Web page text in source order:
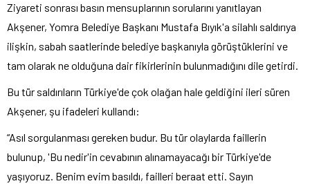
Ziyareti sonrası basın mensuplarının sorularını yanıtlayan
Akşener, Yomra Belediye Başkanı Mustafa Bıyık'a silahlı saldırıya
ilişkin, sabah saatlerinde belediye başkanıyla görüştüklerini ve
tam olarak ne olduğuna dair fikirlerinin bulunmadığını dile getirdi.
Bu tür saldırıların Türkiye'de çok olağan hale geldiğini ileri süren
Akşener, şu ifadeleri kullandı:
“Asıl sorgulanması gereken budur. Bu tür olaylarda faillerin
bulunup, 'Bu nedir'in cevabının alınamayacağı bir Türkiye'de
yaşıyoruz. Benim evim basıldı, failleri beraat etti. Sayın